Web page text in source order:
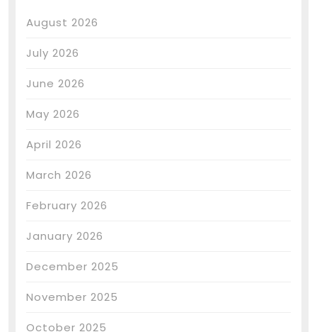
August 2026
July 2026
June 2026
May 2026
April 2026
March 2026
February 2026
January 2026
December 2025
November 2025
October 2025